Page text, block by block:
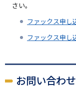
さい。
ファックス申し
ファックス申し
お問い合わせ